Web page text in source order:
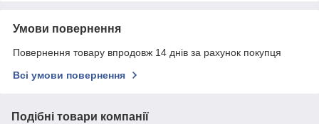
Умови повернення
Повернення товару впродовж 14 днів за рахунок покупця
Всі умови повернення
Подібні товари компанії